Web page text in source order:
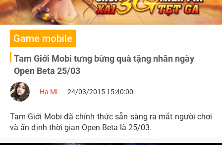
Game mobile
Tam Giới Mobi tưng bừng quà tặng nhân ngày
Open Beta 25/03
Ha Mi 24/03/2015 15:40:00
Tam Giới Mobi đã chính thức sẵn sàng ra mắt người chơi
và ấn định thời gian Open Beta là 25/03.